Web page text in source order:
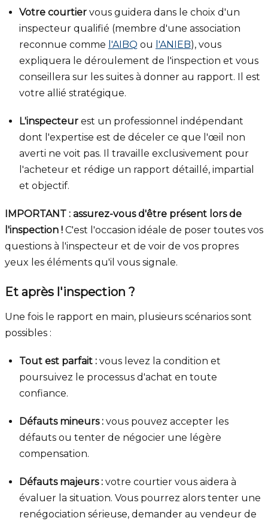
Votre courtier vous guidera dans le choix d'un
inspecteur qualifié (membre d'une association
reconnue comme l'AIBQ ou l'ANIEB), vous
expliquera le déroulement de l'inspection et vous
conseillera sur les suites à donner au rapport. Il est
votre allié stratégique.
L'inspecteur est un professionnel indépendant
dont l'expertise est de déceler ce que l'œil non
averti ne voit pas. Il travaille exclusivement pour
l'acheteur et rédige un rapport détaillé, impartial
et objectif.
IMPORTANT : assurez-vous d'être présent lors de
l'inspection ! C'est l'occasion idéale de poser toutes vos
questions à l'inspecteur et de voir de vos propres
yeux les éléments qu'il vous signale.
Et après l'inspection ?
Une fois le rapport en main, plusieurs scénarios sont
possibles :
Tout est parfait : vous levez la condition et
poursuivez le processus d'achat en toute
confiance.
Défauts mineurs : vous pouvez accepter les
défauts ou tenter de négocier une légère
compensation.
Défauts majeurs : votre courtier vous aidera à
évaluer la situation. Vous pourrez alors tenter une
renégociation sérieuse, demander au vendeur de